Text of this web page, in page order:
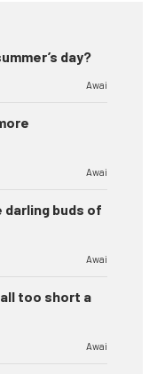
day?
Awai
Awai
darling buds of
Awai
too short a
Awai